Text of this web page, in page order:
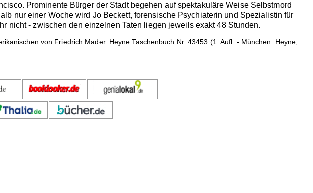
Prominente Bürger der Stadt begehen auf spektakuläre Weise Selbstmord
nur einer Woche wird Jo Beckett, forensische Psychiaterin und Spezialistin für
nicht - zwischen den einzelnen Taten liegen jeweils exakt 48 Stunden.
von Friedrich Mader. Heyne Taschenbuch Nr. 43453 (1. Aufl. - München: Heyne,